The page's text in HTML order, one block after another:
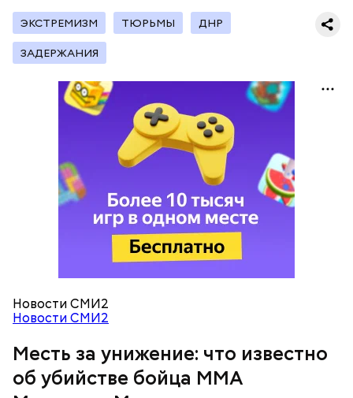
ЭКСТРЕМИЗМ ТЮРЬМЫ ДНР
ЗАДЕРЖАНИЯ
Новости СМИ2
Новости СМИ2
Месть за унижение: что известно
об убийстве бойца ММА
— Личность подозреваемого установлена,
полицией принимаются меры к задержанию, —
сообщили в пресс-службеГУ МВД России
по
Республике Дагестан.
— Все дети содержались в нормальных условиях.
При этом женщина часто уезжала из дома и
занималась своими делами. С детьми неотлучно
находится няня, — сообщил собеседник «ВМ».